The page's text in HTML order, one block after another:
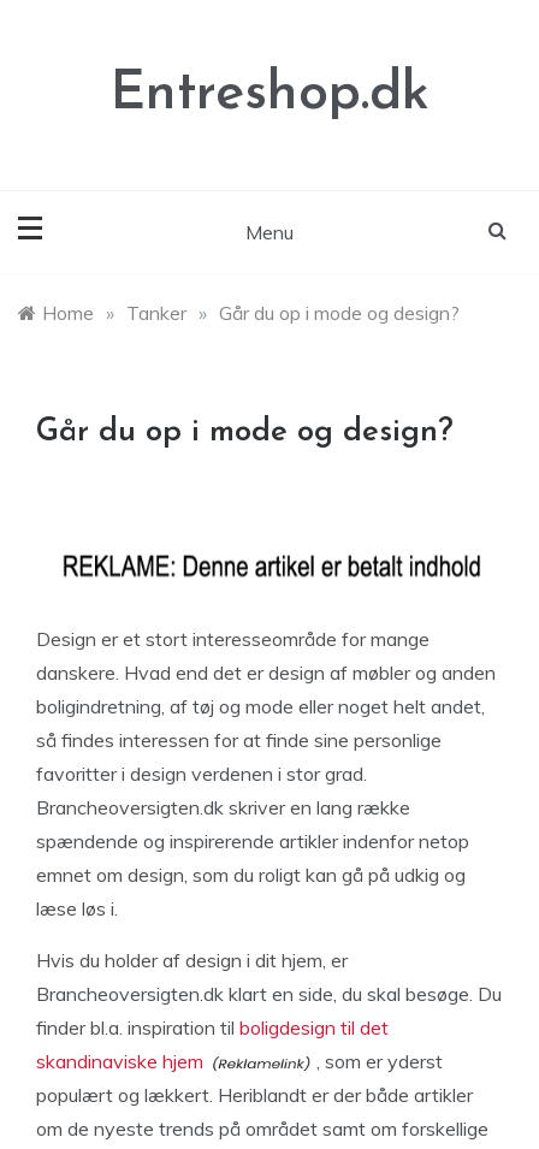
Entreshop.dk
Menu
Home » Tanker » Går du op i mode og design?
Går du op i mode og design?
Design er et stort interesseområde for mange
danskere. Hvad end det er design af møbler og anden
boligindretning, af tøj og mode eller noget helt andet,
så findes interessen for at finde sine personlige
favoritter i design verdenen i stor grad.
Brancheoversigten.dk skriver en lang række
spændende og inspirerende artikler indenfor netop
emnet om design, som du roligt kan gå på udkig og
læse løs i.
Hvis du holder af design i dit hjem, er
Brancheoversigten.dk klart en side, du skal besøge. Du
finder bl.a. inspiration til boligdesign til det
skandinaviske hjem
, som er yderst
populært og lækkert. Heriblandt er der både artikler
om de nyeste trends på området samt om forskellige